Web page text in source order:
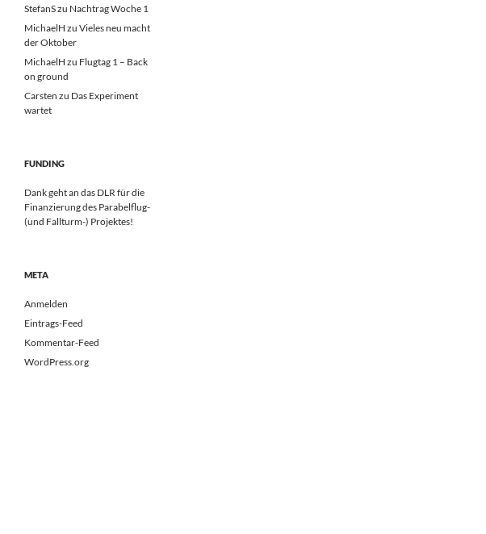
StefanSzu Nachtrag Woche 1
MichaelH zu Vieles neu macht
der Oktober
MichaelH zu Flugtag 1 – Back
on ground
Carsten zu Das Experiment
wartet
FUNDING
Dank geht an das DLR für die
Finanzierung des Parabelflug-
(und Fallturm-) Projektes!
META
Anmelden
Eintrags-Feed
Kommentar-Feed
WordPress.org